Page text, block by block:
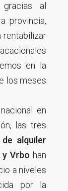
al
provincia,
rentabilizar
en la
los meses
en
las tres
alquiler
y Vrbo han
a niveles
por la